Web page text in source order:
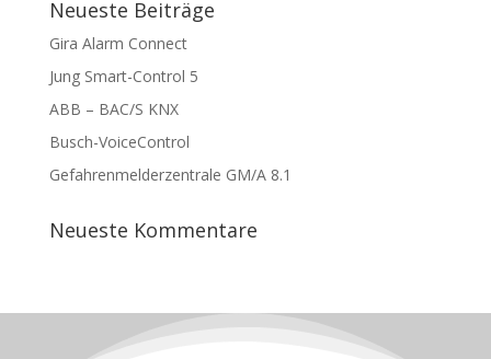
Neueste Beiträge
Gira Alarm Connect
Jung Smart-Control 5
ABB – BAC/S KNX
Busch-VoiceControl
Gefahrenmelderzentrale GM/A 8.1
Neueste Kommentare